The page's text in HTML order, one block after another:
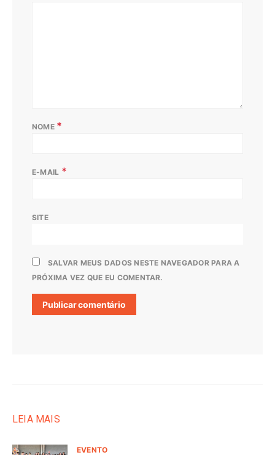
NOME *
E-MAIL *
SITE
SALVAR MEUS DADOS NESTE NAVEGADOR PARA A
PRÓXIMA VEZ QUE EU COMENTAR.
LEIA MAIS
EVENTO